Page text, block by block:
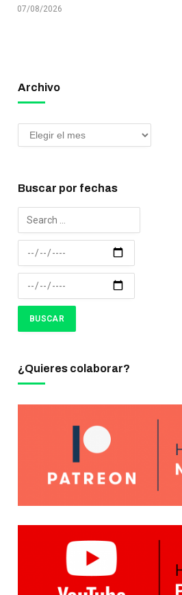
07/08/2026
Archivo
Buscar por fechas
¿Quieres colaborar?